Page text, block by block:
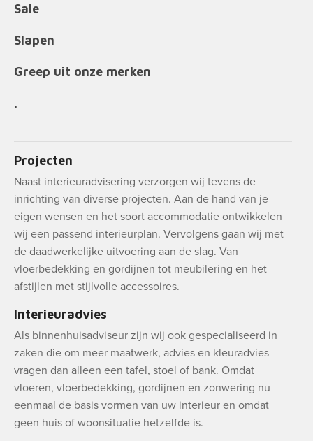
Sale
Slapen
Greep uit onze merken
.
Projecten
Naast interieuradvisering verzorgen wij tevens de
inrichting van diverse projecten. Aan de hand van je
eigen wensen en het soort accommodatie ontwikkelen
wij een passend interieurplan. Vervolgens gaan wij met
de daadwerkelijke uitvoering aan de slag. Van
vloerbedekking en gordijnen tot meubilering en het
afstijlen met stijlvolle accessoires.
Interieuradvies
Als binnenhuisadviseur zijn wij ook gespecialiseerd in
zaken die om meer maatwerk, advies en kleuradvies
vragen dan alleen een tafel, stoel of bank. Omdat
vloeren, vloerbedekking, gordijnen en zonwering nu
eenmaal de basis vormen van uw interieur en omdat
geen huis of woonsituatie hetzelfde is.